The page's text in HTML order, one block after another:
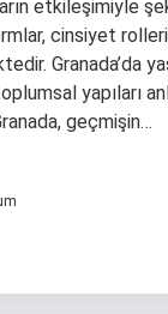
etkileşimiyle
cinsiyet
Granada’da
yapıları
geçmişin…